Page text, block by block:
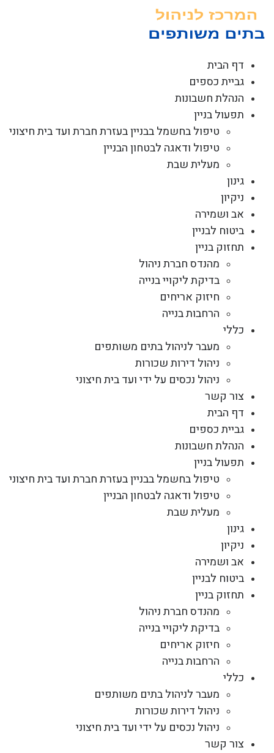
דף הבית
גביית כספים
הנהלת חשבונות
תפעול בניין
טיפול בחשמל בבניין בעזרת חברת ועד בית חיצוני
טיפול ודאגה לבטחון הבניין
מעלית שבת
גינון
ניקיון
אב ושמירה
ביטוח לבניין
תחזוק בניין
מהנדס חברת ניהול
בדיקת ליקויי בנייה
חיזוק אריחים
הרחבות בנייה
כללי
מעבר לניהול בתים משותפים
ניהול דירות שכורות
ניהול נכסים על ידי ועד בית חיצוני
צור קשר
דף הבית
גביית כספים
הנהלת חשבונות
תפעול בניין
טיפול בחשמל בבניין בעזרת חברת ועד בית חיצוני
טיפול ודאגה לבטחון הבניין
מעלית שבת
גינון
ניקיון
אב ושמירה
ביטוח לבניין
תחזוק בניין
מהנדס חברת ניהול
בדיקת ליקויי בנייה
חיזוק אריחים
הרחבות בנייה
כללי
מעבר לניהול בתים משותפים
ניהול דירות שכורות
ניהול נכסים על ידי ועד בית חיצוני
צור קשר